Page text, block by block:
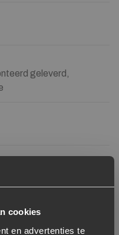
cookies
en advertenties te
geleverd,